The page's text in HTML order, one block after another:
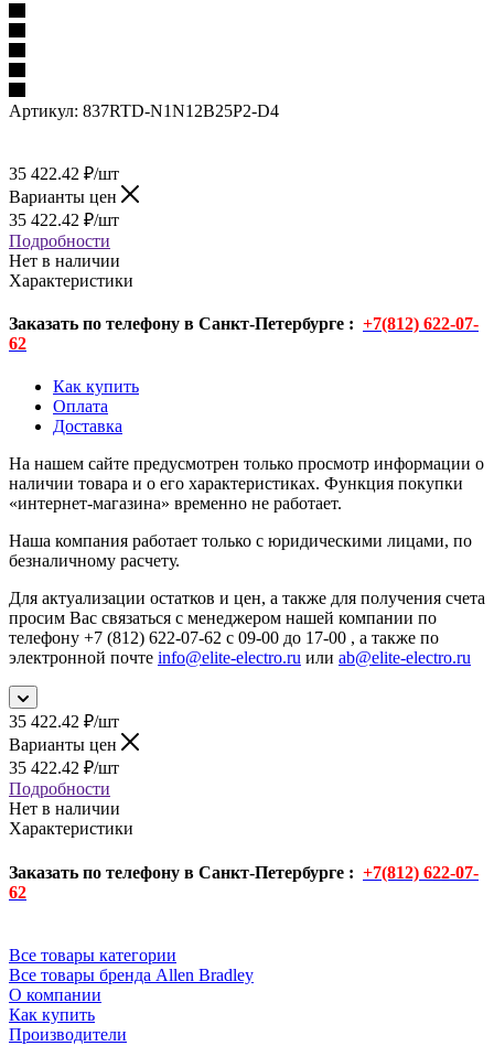
Артикул: 837RTD-N1N12B25P2-D4
35 422.42 ₽/шт
Варианты цен
35 422.42 ₽/шт
Подробности
Нет в наличии
Характеристики
Заказать по телефону в Санкт-Петербурге : +7(812) 622-07-
62
Как купить
Оплата
Доставка
На нашем сайте предусмотрен только просмотр информации о
наличии товара и о его характеристиках. Функция покупки
«интернет-магазина» временно не работает.
Наша компания работает только с юридическими лицами, по
безналичному расчету.
Для актуализации остатков и цен, а также для получения счета
просим Вас связаться с менеджером нашей компании по
телефону +7 (812) 622-07-62 с 09-00 до 17-00 , а также по
электронной почте info@elite-electro.ru или ab@elite-electro.ru
35 422.42 ₽/шт
Варианты цен
35 422.42 ₽/шт
Подробности
Нет в наличии
Характеристики
Заказать по телефону в Санкт-Петербурге : +7(812) 622-07-
62
Все товары категории
Все товары бренда Allen Bradley
О компании
Как купить
Производители